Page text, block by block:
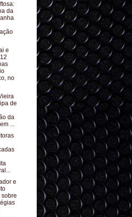
da
e
no
de
da
...
e
sobre